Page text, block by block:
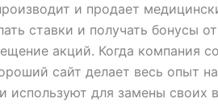
и продает
ставки и получать бонусы
акций. Когда компания
сайт делает весь опыт
используют для замены своих